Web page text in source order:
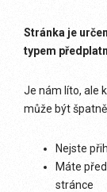
Stránka je
typem
Je nám líto, ale
může být
Nejste
Máte
stránce